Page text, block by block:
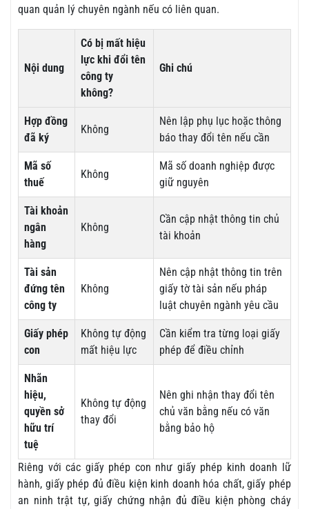
quan quản lý chuyên ngành nếu có liên quan.
Nội dung
Có bị mất hiệu
lực khi đổi tên
công ty
không?
Ghi chú
Hợp đồng
đã ký
Không
Nên lập phụ lục hoặc thông
báo thay đổi tên nếu cần
Mã số
thuế
Không
Mã số doanh nghiệp được
giữ nguyên
Tài khoản
ngân
hàng
Không
Cần cập nhật thông tin chủ
tài khoản
Tài sản
đứng tên
công ty
Không
Nên cập nhật thông tin trên
giấy tờ tài sản nếu pháp
luật chuyên ngành yêu cầu
Giấy phép
con
Không tự động
mất hiệu lực
Cần kiểm tra từng loại giấy
phép để điều chỉnh
Nhãn
hiệu,
quyền sở
hữu trí
tuệ
Không tự động
thay đổi
Nên ghi nhận thay đổi tên
chủ văn bằng nếu có văn
bằng bảo hộ
Riêng với các giấy phép con như giấy phép kinh doanh lữ
hành, giấy phép đủ điều kiện kinh doanh hóa chất, giấy phép
an ninh trật tự, giấy chứng nhận đủ điều kiện phòng cháy